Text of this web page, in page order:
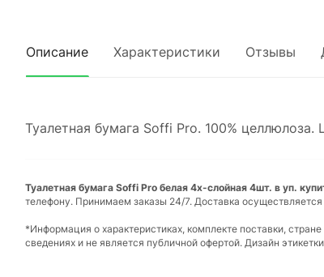
Описание Характеристики Отзывы
Туалетная бумага Soffi Pro. 100%
Туалетная бумага Soffi Pro белая 4х-слойная 4шт. в уп.
телефону. Принимаем заказы 24/7. Доставка
*Информация о характеристиках, комплекте поставки,
сведениях и не является публичной офертой. Дизайн